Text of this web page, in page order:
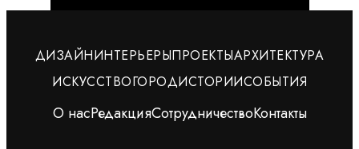
ДИЗАЙНИНТЕРЬЕРЫПРОЕКТЫАРХИТЕКТУРА
ИСКУССТВОГОРОДИСТОРИИСОБЫТИЯ
О насРедакцияСотрудничествоКонтакты